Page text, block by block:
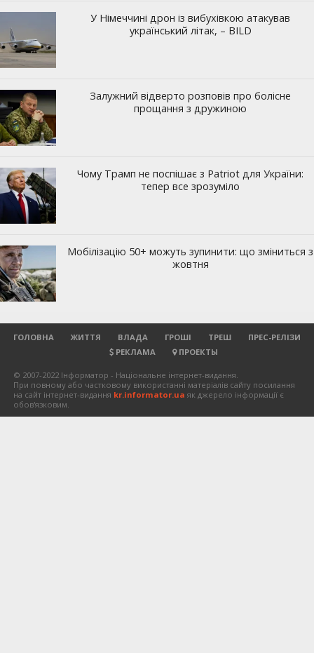
ГОЛОВНА ЖИТТЯ ВЛАДА ГРОШІ ТРЕШ
ПРЕС-РЕЛІЗИ
РЕКЛАМА
ПРОЕКТЫ
© 2007-2022 Інформатор - Національне інтернет-видання.
При повному або частковому використанні матеріалів сайту посилання
на сайт інтернет-видання kr.informator.ua як джерело інформації є
обов'язковим.